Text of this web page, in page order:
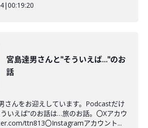
|00:19:20
宮島達男さんと"そういえば…"のお
話
さんをお迎えしています。Podcastだけ
いえば”のお話は…旅のお話。〇Xアカウ
ttn813〇Instagramアカウント...